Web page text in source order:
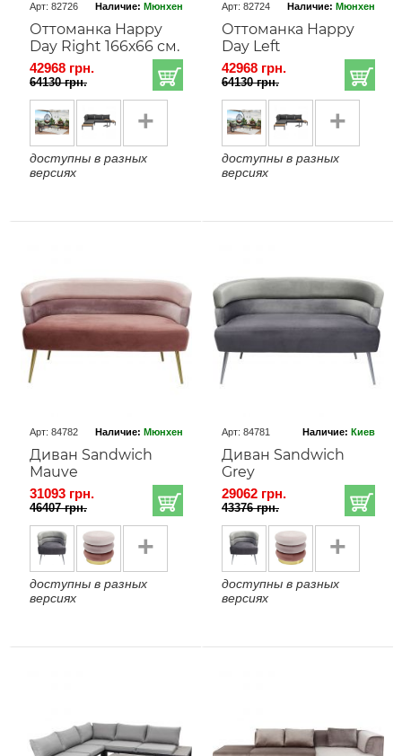
Арт: 82726 Наличие: Мюнхен
Оттоманка Happy
Day Right 166х66 см.
42968 грн.
64130 грн.
+
доступны в разных
версиях
Арт: 82724 Наличие: Мюнхен
Оттоманка Happy
Day Left
42968 грн.
64130 грн.
+
доступны в разных
версиях
Арт: 84782 Наличие: Мюнхен
Диван Sandwich
Mauve
31093 грн.
46407 грн.
+
доступны в разных
версиях
Арт: 84781 Наличие: Киев
Диван Sandwich
Grey
29062 грн.
43376 грн.
+
доступны в разных
версиях